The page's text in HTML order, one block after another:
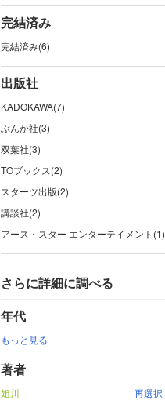
完結済み
完結済み(6)
出版社
KADOKAWA(7)
ぶんか社(3)
双葉社(3)
TOブックス(2)
スターツ出版(2)
講談社(2)
アース・スター エンターテイメント(1)
さらに詳細に調べる
年代
もっと見る
著者
姐川 再選択